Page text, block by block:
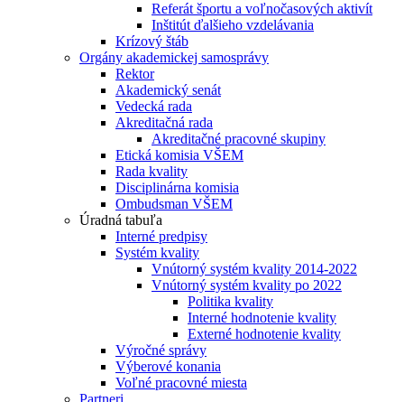
Referát športu a voľnočasových aktivít
Inštitút ďalšieho vzdelávania
Krízový štáb
Orgány akademickej samosprávy
Rektor
Akademický senát
Vedecká rada
Akreditačná rada
Akreditačné pracovné skupiny
Etická komisia VŠEM
Rada kvality
Disciplinárna komisia
Ombudsman VŠEM
Úradná tabuľa
Interné predpisy
Systém kvality
Vnútorný systém kvality 2014-2022
Vnútorný systém kvality po 2022
Politika kvality
Interné hodnotenie kvality
Externé hodnotenie kvality
Výročné správy
Výberové konania
Voľné pracovné miesta
Partneri